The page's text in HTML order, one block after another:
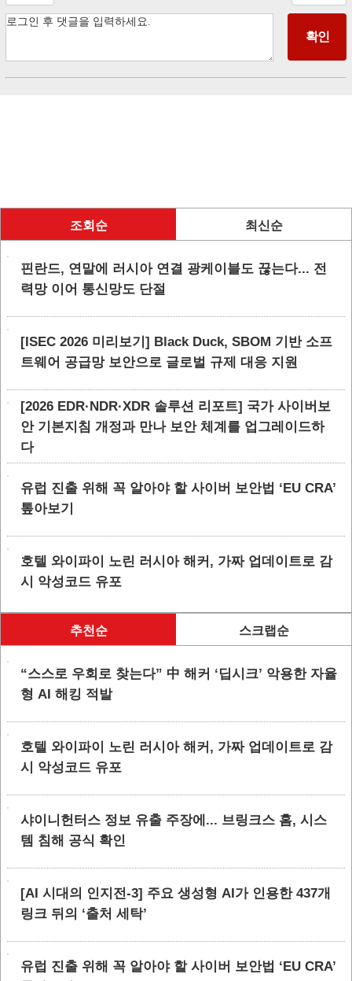
조회순 최신순
핀란드, 연말에 러시아 연결 광케이블도 끊는다... 전
력망 이어 통신망도 단절
[ISEC 2026 미리보기] Black Duck, SBOM 기반 소프
트웨어 공급망 보안으로 글로벌 규제 대응 지원
[2026 EDR·NDR·XDR 솔루션 리포트] 국가 사이버보
안 기본지침 개정과 만나 보안 체계를 업그레이드하
다
유럽 진출 위해 꼭 알아야 할 사이버 보안법 ‘EU CRA’
톺아보기
호텔 와이파이 노린 러시아 해커, 가짜 업데이트로 감
시 악성코드 유포
추천순 스크랩순
“스스로 우회로 찾는다” 中 해커 ‘딥시크’ 악용한 자율
형 AI 해킹 적발
호텔 와이파이 노린 러시아 해커, 가짜 업데이트로 감
시 악성코드 유포
샤이니헌터스 정보 유출 주장에... 브링크스 홈, 시스
템 침해 공식 확인
[AI 시대의 인지전-3] 주요 생성형 AI가 인용한 437개
링크 뒤의 ‘출처 세탁’
유럽 진출 위해 꼭 알아야 할 사이버 보안법 ‘EU CRA’